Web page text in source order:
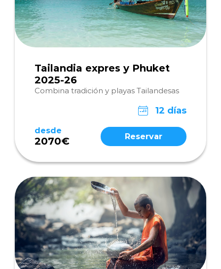
Tailandia expres y Phuket
2025-26
Combina tradición y playas Tailandesas
12 días
desde
2070€ Reservar